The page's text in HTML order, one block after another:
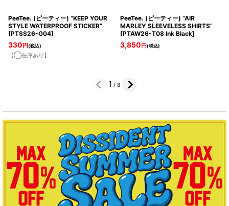
PeeTee. (ピーティー) “KEEP YOUR
STYLE WATERPROOF STICKER”
[PTSS26-G04]
330 円(税込)
【◯在庫あり】
PeeTee. (ピーティー) “AIR
MARLEY SLEEVELESS SHIRTS”
[PTAW26-T08 Ink Black]
3,850 円(税込)
1 / 8